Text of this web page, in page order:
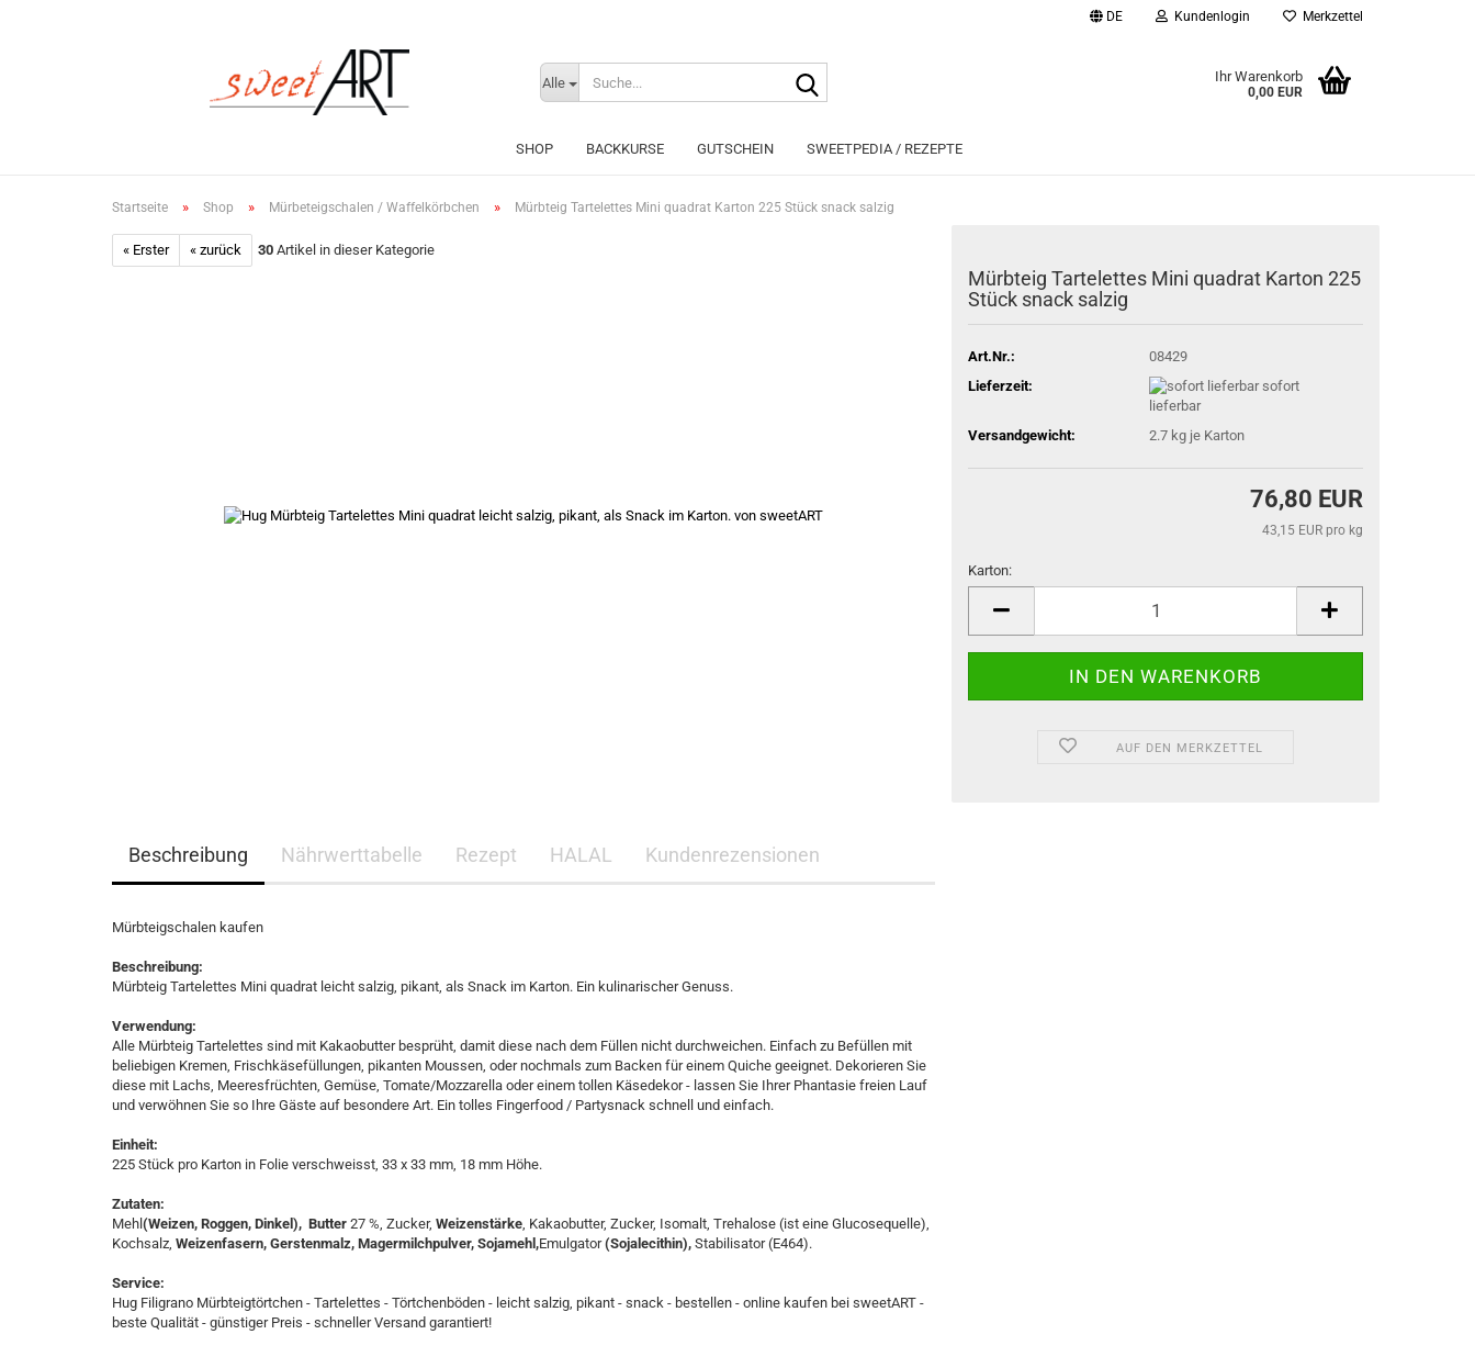
DE Kundenlogin
Konto erstellen
Passwort vergessen?
Merkzettel
Alle Ihr Warenkorb
0,00 EUR
SHOP BACKKURSE GUTSCHEIN SWEETPEDIA / REZEPTE
Startseite » Shop » Mürbeteigschalen / Waffelkörbchen » Mürbteig Tartelettes Mini quadrat Karton 225 Stück snack salzig
« Erster « zurück 30 Artikel in dieser Kategorie
Mürbteig Tartelettes Mini quadrat Karton 225
Stück snack salzig
Art.Nr.:
08429
Lieferzeit:
sofort
lieferbar
Versandgewicht:
2.7 kg je Karton
76,80 EUR
43,15 EUR pro kg
Karton:
Karton
AUF DEN MERKZETTEL
Beschreibung Nährwerttabelle Rezept HALAL Kundenrezensionen
Mürbteigschalen kaufen
Beschreibung:
Mürbteig Tartelettes Mini quadrat leicht salzig, pikant, als Snack im Karton. Ein kulinarischer Genuss.
Verwendung:
Alle Mürbteig Tartelettes sind mit Kakaobutter besprüht, damit diese nach dem Füllen nicht durchweichen. Einfach zu Befüllen mit
beliebigen Kremen, Frischkäsefüllungen, pikanten Moussen, oder nochmals zum Backen für einem Quiche geeignet. Dekorieren Sie
diese mit Lachs, Meeresfrüchten, Gemüse, Tomate/Mozzarella oder einem tollen Käsedekor - lassen Sie Ihrer Phantasie freien Lauf
und verwöhnen Sie so Ihre Gäste auf besondere Art. Ein tolles Fingerfood / Partysnack schnell und einfach.
Einheit:
225 Stück pro Karton in Folie verschweisst, 33 x 33 mm, 18 mm Höhe.
Zutaten:
Mehl (Weizen, Roggen, Dinkel), Butter 27 %, Zucker, Weizenstärke, Kakaobutter, Zucker, Isomalt, Trehalose (ist eine Glucosequelle),
Kochsalz, Weizenfasern, Gerstenmalz, Magermilchpulver, Sojamehl,Emulgator(Sojalecithin), Stabilisator (E464).
Service:
Hug Filigrano Mürbteigtörtchen - Tartelettes - Törtchenböden - leicht salzig, pikant - snack - bestellen - online kaufen bei sweetART -
beste Qualität - günstiger Preis - schneller Versand garantiert!